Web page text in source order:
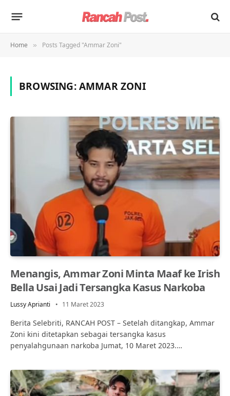
Home » Posts Tagged "Ammar Zoni"
BROWSING:AMMAR ZONI
Menangis, Ammar Zoni Minta Maaf ke Irish
Bella Usai Jadi Tersangka Kasus Narkoba
Lussy Aprianti 11 Maret 2023
Berita Selebriti, RANCAH POST – Setelah ditangkap, Ammar
Zoni kini ditetapkan sebagai tersangka kasus
penyalahgunaan narkoba Jumat, 10 Maret 2023.…